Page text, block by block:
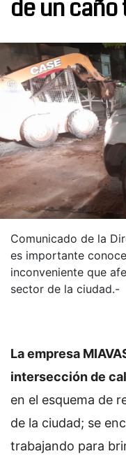
de un
Comunicado de la
es importante
inconveniente que
sector de la ciudad.-
La empresa
intersección de
en el esquema de
de la ciudad; se
trabajando para